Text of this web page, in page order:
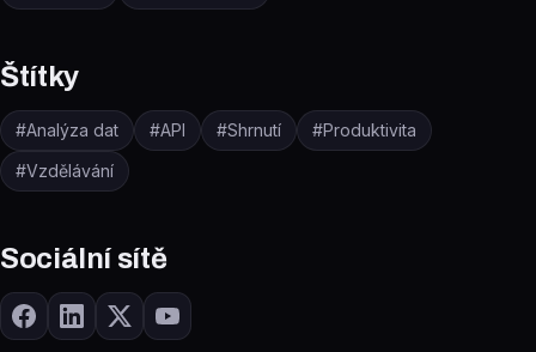
Štítky
#Analýza dat #API #Shrnutí #Produktivita
#Vzdělávání
Sociální sítě